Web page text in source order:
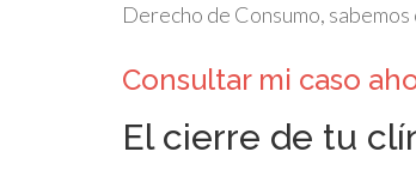
Derecho de Consumo,
Consultar mi caso
El cierre de tu